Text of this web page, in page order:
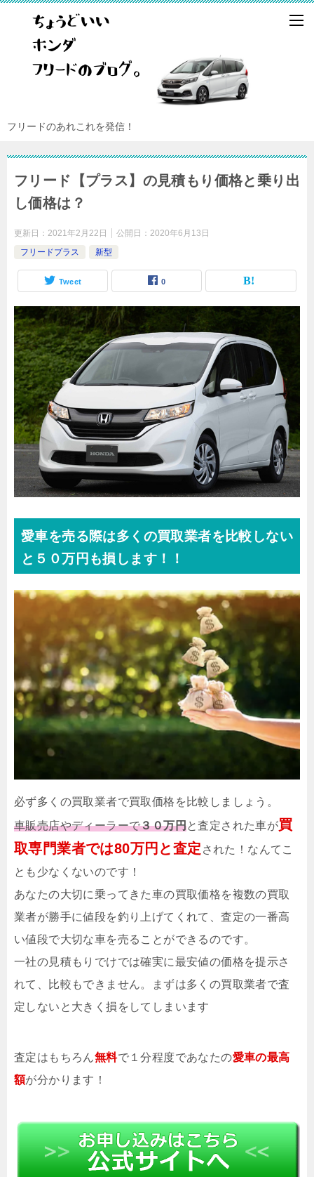
フリードのあれこれを発信！
フリード【プラス】の見積もり価格と乗り出
し価格は？
更新日： 2021年2月22日 公開日： 2020年6月13日
フリードプラス
新型
Tweet 0
愛車を売る際は多くの買取業者を比較しない
と５０万円も損します！！
必ず多くの買取業者で買取価格を比較しましょう。
車販売店やディーラーで３０万円と査定された車が買
取専門業者では80万円と査定 された！なんてこ
とも少なくないのです！
あなたの大切に乗ってきた車の買取価格を複数の買取
業者が勝手に値段を釣り上げてくれて、査定の一番高
い値段で大切な車を売ることができるのです。
一社の見積もりでけでは確実に最安値の価格を提示さ
れて、比較もできません。まずは多くの買取業者で査
定しないと大きく損をしてしまいます
査定はもちろん無料で１分程度であなたの愛車の最高
額が分かります！